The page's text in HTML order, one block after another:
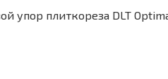
упор плиткореза DLT